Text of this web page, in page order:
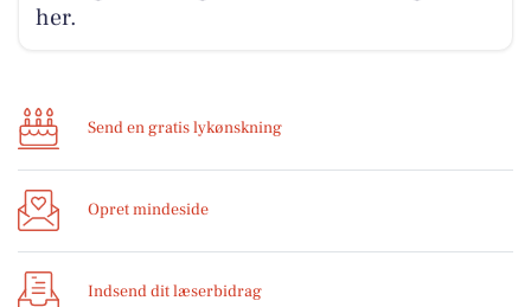
her.
Send en gratis lykønskning
Opret mindeside
Indsend dit læserbidrag